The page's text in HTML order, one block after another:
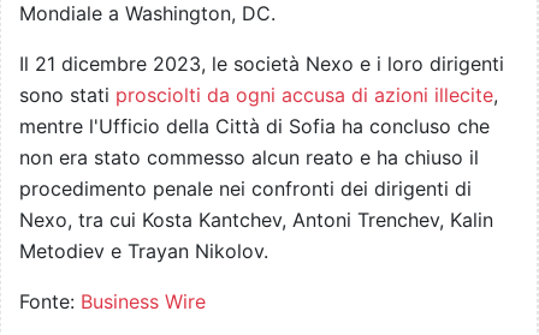
Mondiale a Washington, DC.
Il 21 dicembre 2023, le società Nexo e i loro dirigenti
sono stati prosciolti da ogni accusa di azioni illecite,
mentre l'Ufficio della Città di Sofia ha concluso che
non era stato commesso alcun reato e ha chiuso il
procedimento penale nei confronti dei dirigenti di
Nexo, tra cui Kosta Kantchev, Antoni Trenchev, Kalin
Metodiev e Trayan Nikolov.
Fonte: Business Wire